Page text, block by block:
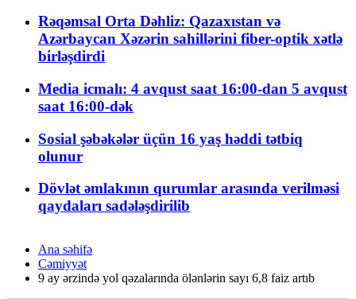
Rəqəmsal Orta Dəhliz: Qazaxıstan və
Azərbaycan Xəzərin sahillərini fiber-optik xətlə
birləşdirdi
Media icmalı: 4 avqust saat 16:00-dan 5 avqust
saat 16:00-dək
Sosial şəbəkələr üçün 16 yaş həddi tətbiq
olunur
Dövlət əmlakının qurumlar arasında verilməsi
qaydaları sadələşdirilib
Ana səhifə
Cəmiyyət
9 ay ərzində yol qəzalarında ölənlərin sayı 6,8 faiz artıb